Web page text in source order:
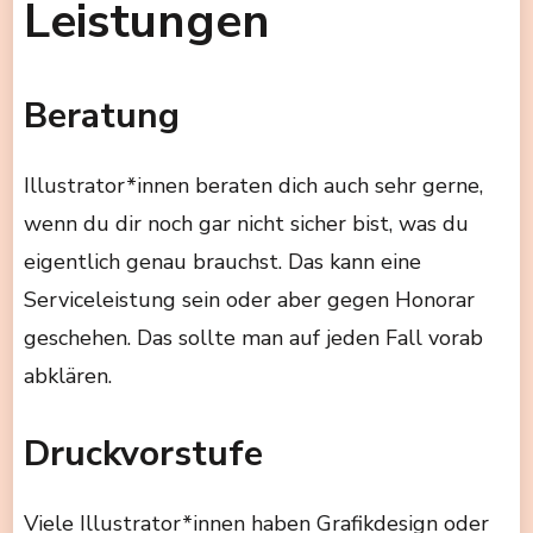
Leistungen
Beratung
Illustrator*innen beraten dich auch sehr gerne,
wenn du dir noch gar nicht sicher bist, was du
eigentlich genau brauchst. Das kann eine
Serviceleistung sein oder aber gegen Honorar
geschehen. Das sollte man auf jeden Fall vorab
abklären.
Druckvorstufe
Viele Illustrator*innen haben Grafikdesign oder